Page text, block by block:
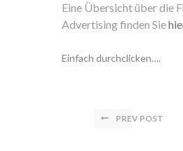
Eine Übersicht über die
Advertising finden Sie
Einfach durchclicken….
PREV POST